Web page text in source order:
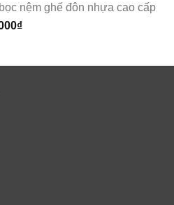
nệm ghế đôn nhựa cao cấp
₫Current
178.000₫.